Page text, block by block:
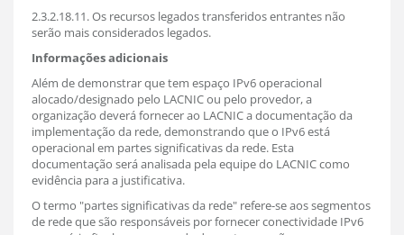
2.3.2.18.11. Os recursos legados transferidos entrantes não
serão mais considerados legados.
Informações adicionais
Além de demonstrar que tem espaço IPv6 operacional
alocado/designado pelo LACNIC ou pelo provedor, a
organização deverá fornecer ao LACNIC a documentação da
implementação da rede, demonstrando que o IPv6 está
operacional em partes significativas da rede. Esta
documentação será analisada pela equipe do LACNIC como
evidência para a justificativa.
O termo "partes significativas da rede" refere-se aos segmentos
de rede que são responsáveis por fornecer conectividade IPv6